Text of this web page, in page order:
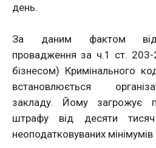
день.
За даним фактом
провадження за ч.1 ст. 203-
бізнесом) Кримінального
встановлюється
закладу. Йому загрожує
штрафу від десяти
неоподатковуваних